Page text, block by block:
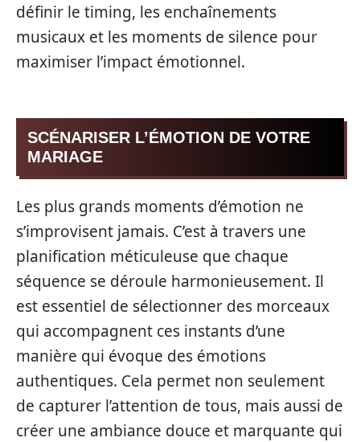
définir le timing, les enchaînements
musicaux et les moments de silence pour
maximiser l’impact émotionnel.
SCÉNARISER L’ÉMOTION DE VOTRE
MARIAGE
Les plus grands moments d’émotion ne
s’improvisent jamais. C’est à travers une
planification méticuleuse que chaque
séquence se déroule harmonieusement. Il
est essentiel de sélectionner des morceaux
qui accompagnent ces instants d’une
manière qui évoque des émotions
authentiques. Cela permet non seulement
de capturer l’attention de tous, mais aussi de
créer une ambiance douce et marquante qui